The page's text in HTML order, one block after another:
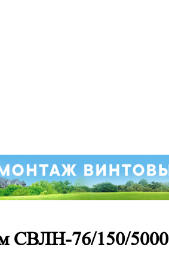
СВЛН-76/150/5000